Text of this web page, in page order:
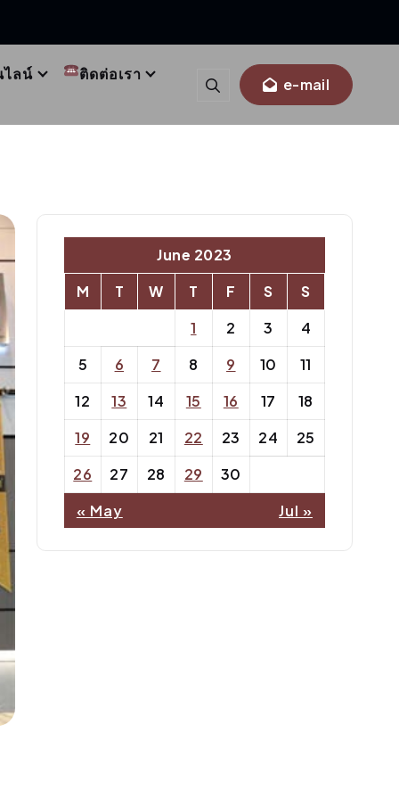
ไลน์ ติดต่อเรา
e-mail
June 2023
M
T W T F S
S
1
2 3
4
5
6 7 8 9 10
11
12
13 14 15 16 17
18
19
20 21 22 23 24
25
26
27 28 29
30
« May
Jul »